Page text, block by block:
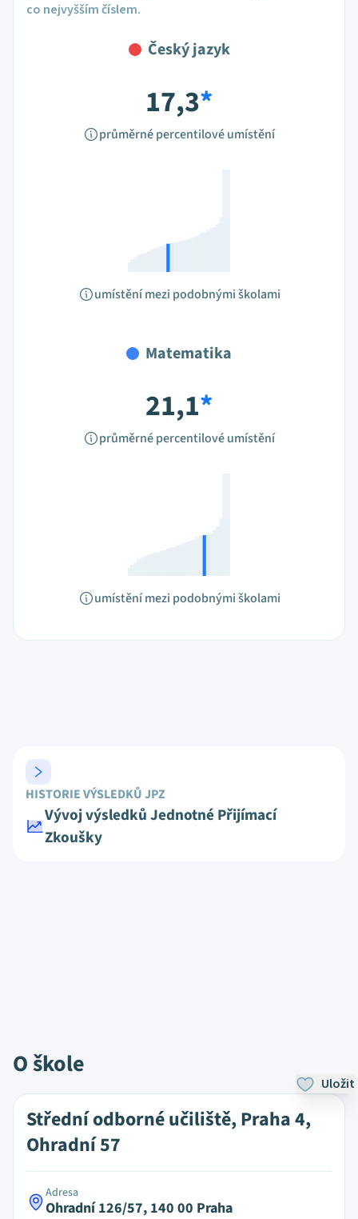
co nejvyšším číslem.
Český jazyk
17,3*
průměrné percentilové umístění
umístění mezi podobnými školami
Matematika
21,1*
průměrné percentilové umístění
umístění mezi podobnými školami
HISTORIE VÝSLEDKŮ JPZ
Vývoj výsledků Jednotné Přijímací
Zkoušky
O škole
Uložit
Střední odborné učiliště, Praha 4,
Ohradní 57
Adresa
Ohradní 126/57, 140 00 Praha